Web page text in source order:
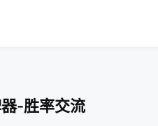
-胜率交流